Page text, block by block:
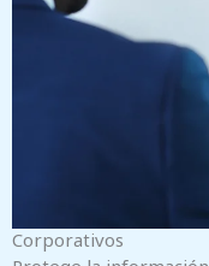
Corporativos